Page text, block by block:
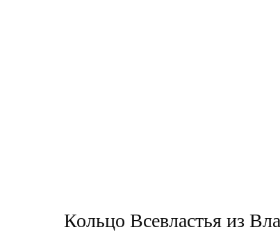
Кольцо Всевластья из